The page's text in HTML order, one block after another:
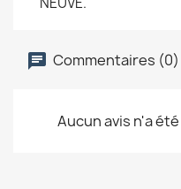
Commentaires (0)
Aucun avis n'a